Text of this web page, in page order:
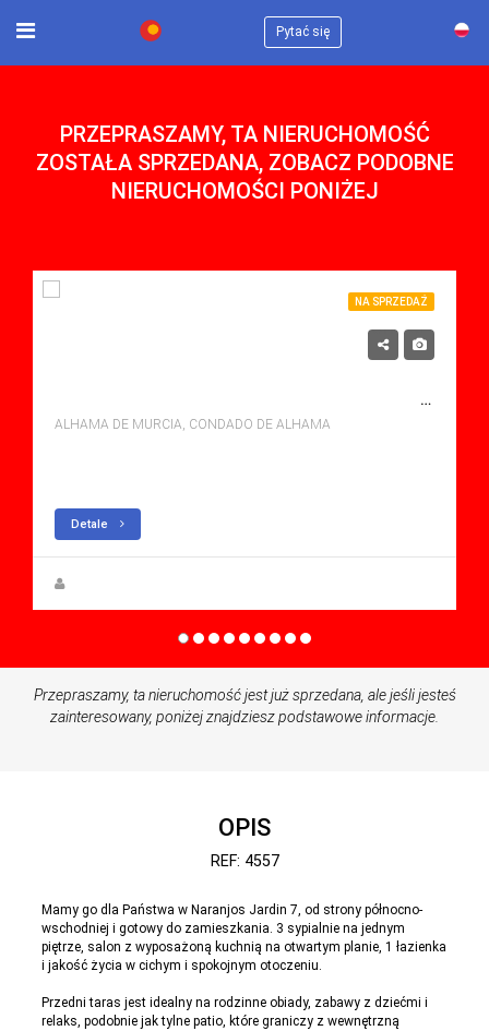
Pytać się
PRZEPRASZAMY, TA NIERUCHOMOŚĆ
ZOSTAŁA SPRZEDANA, ZOBACZ PODOBNE
NIERUCHOMOŚCI PONIŻEJ
NA SPRZEDAŻ
NA SPRZEDAŻ APARTMENT W CONDADO DE ALHAMA, ALHAMA DE MURCIA Z BASENEM
ALHAMA DE MURCIA, CONDADO DE ALHAMA
Detale
Przepraszamy, ta nieruchomość jest już sprzedana, ale jeśli jesteś
zainteresowany, poniżej znajdziesz podstawowe informacje.
OPIS
REF: 4557
Mamy go dla Państwa w Naranjos Jardin 7, od strony północno-
wschodniej i gotowy do zamieszkania. 3 sypialnie na jednym
piętrze, salon z wyposażoną kuchnią na otwartym planie, 1 łazienka
i jakość życia w cichym i spokojnym otoczeniu.
Przedni taras jest idealny na rodzinne obiady, zabawy z dziećmi i
relaks, podobnie jak tylne patio, które graniczy z wewnętrzną